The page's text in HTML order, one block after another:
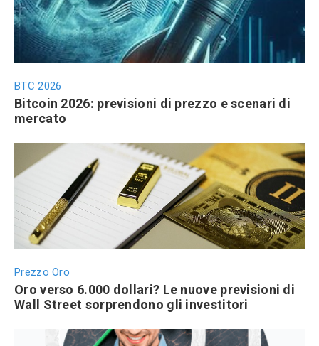
BTC 2026
Bitcoin 2026: previsioni di prezzo e scenari di
mercato
Prezzo Oro
Oro verso 6.000 dollari? Le nuove previsioni di
Wall Street sorprendono gli investitori